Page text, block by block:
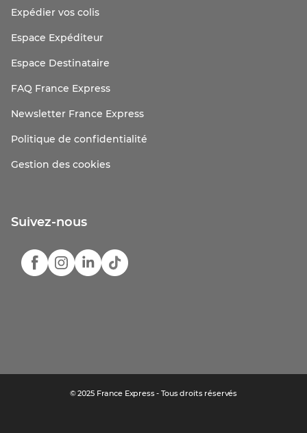
Expédier vos colis
Espace Expéditeur
Espace Destinataire
FAQ France Express
Newsletter France Express
Politique de confidentialité
Gestion des cookies
Suivez-nous
© 2025 France Express - Tous droits réservés